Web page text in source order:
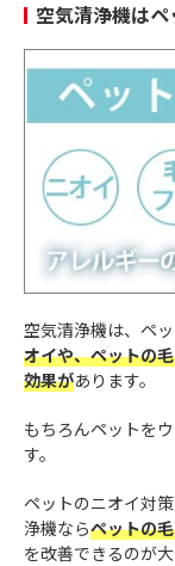
空気清浄機は
空気清浄機は、ペ
オイや、ペットの
効果があります。
もちろんペットを
す。
ペットのニオイ対
浄機ならペットの
を改善できるのが